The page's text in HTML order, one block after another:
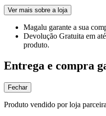
Ver mais sobre a loja
Magalu garante a sua
Devolução Gratuita em
produto.
Entrega e compra
Fechar
Produto vendido por loja